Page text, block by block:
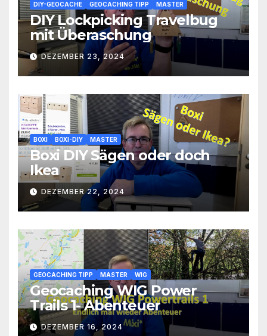
DIY-GEOCACHE GEOCACHING TIPP MASTER
DIY Lockpicking Travelbug
mit Überaschung
DEZEMBER 23, 2024
BOXI BOXI-DIY MASTER
Boxi DIY Sägen oder doch
Ikea
DEZEMBER 22, 2024
GEOCACHING TIPP MASTER WIG
Geocaching WIG Power
Trails 1- Abenteuer
DEZEMBER 16, 2024